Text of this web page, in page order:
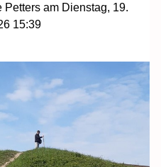
am Dienstag, 19.
15:39